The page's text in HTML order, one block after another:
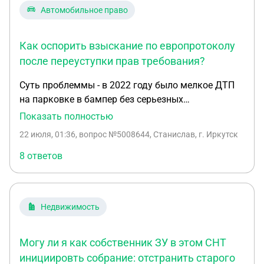
Автомобильное право
Как оспорить взыскание по европротоколу
после переуступки прав требования?
Суть проблеммы - в 2022 году было мелкое ДТП
на парковке в бампер без серьезных
повреждений, при парковке на гололеде под
только лкп повредил по моему осмотру,
оформили европротокол и я забыл о ситуации, я
виновник, сейчас пришло на госуслуги
исполнительное производство о взыскании почти
право требования (цессия) ИПшнику, тот в 2022
экспертизы, в 2025 году за 3 дня до истечения 3х
лет с момента дтп сделал экспертизу на 110тыс,
Показать полностью
22 июля, 01:36, вопрос №5008644, Станислав, г. Иркутск
8 ответов
Недвижимость
Могу ли я как собственник ЗУ в этом СНТ
инициировть собрание: отстранить старого